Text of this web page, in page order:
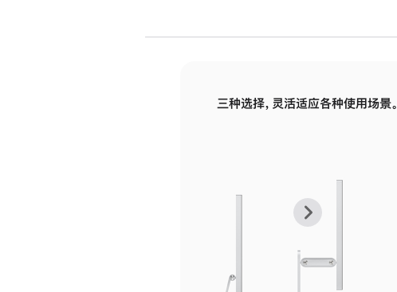
面
面
三种选择，灵活适应各种使用场景。
上
张
下
张